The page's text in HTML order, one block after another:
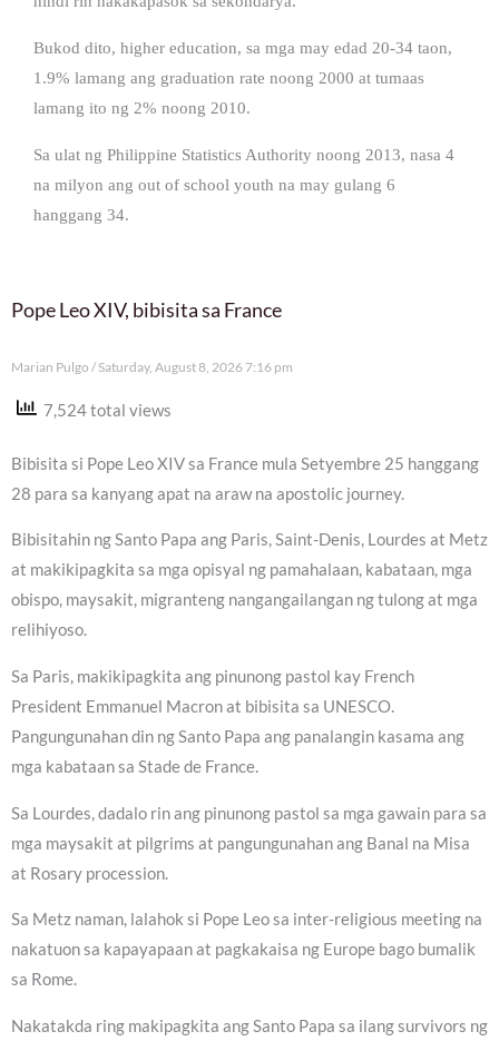
Bukod dito, higher education, sa mga may edad 20-34 taon,
1.9% lamang ang graduation rate noong 2000 at tumaas
lamang ito ng 2% noong 2010.
Sa ulat ng Philippine Statistics Authority noong 2013, nasa 4
na milyon ang out of school youth na may gulang 6
hanggang 34.
Pope Leo XIV, bibisita sa France
Marian Pulgo Saturday, August 8, 2026 7:16 pm
7,524 total views
Bibisita si Pope Leo XIV sa France mula Setyembre 25 hanggang
28 para sa kanyang apat na araw na apostolic journey.
Bibisitahin ng Santo Papa ang Paris, Saint-Denis, Lourdes at Metz
at makikipagkita sa mga opisyal ng pamahalaan, kabataan, mga
obispo, maysakit, migranteng nangangailangan ng tulong at mga
relihiyoso.
Sa Paris, makikipagkita ang pinunong pastol kay French
President Emmanuel Macron at bibisita sa UNESCO.
Pangungunahan din ng Santo Papa ang panalangin kasama ang
mga kabataan sa Stade de France.
Sa Lourdes, dadalo rin ang pinunong pastol sa mga gawain para sa
mga maysakit at pilgrims at pangungunahan ang Banal na Misa
at Rosary procession.
Sa Metz naman, lalahok si Pope Leo sa inter-religious meeting na
nakatuon sa kapayapaan at pagkakaisa ng Europe bago bumalik
sa Rome.
Nakatakda ring makipagkita ang Santo Papa sa ilang survivors ng